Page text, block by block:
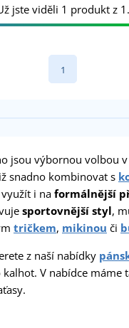
jste viděli 1 produkt z 1.
1
jsou výbornou volbou
snadno kombinovat s
i na formálnější
sportovnější styl,
tričkem, mikinou či
z naší nabídky
kalhot. V nabídce máme